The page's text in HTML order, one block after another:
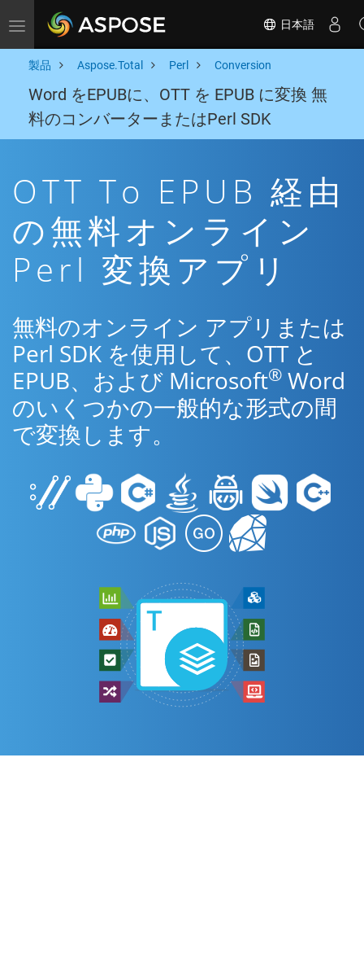
Toggle navigation 日本語
製品 Aspose.Total Perl Conversion
Word をEPUBに、OTT を EPUB に変換 無
料のコンバーターまたはPerl SDK
OTT To EPUB 経由
の無料オンライン
Perl 変換アプリ
無料のオンライン アプリまたは
Perl SDK を使用して、OTT と
EPUB、および Microsoft® Word
のいくつかの一般的な形式の間
で変換します。